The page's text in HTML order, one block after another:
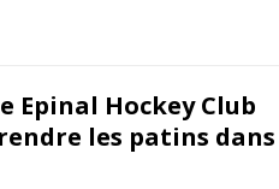
Epinal Hockey Club
les patins dans